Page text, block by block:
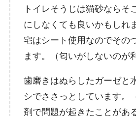
トイレそうじは猫砂ならそ
にしなくても良いかもしれ
宅はシート使用なのでその
ます。（匂いがしないのが
歯磨きはぬらしたガーゼと
シでささっとしています。
剤で問題が起きたことがあ